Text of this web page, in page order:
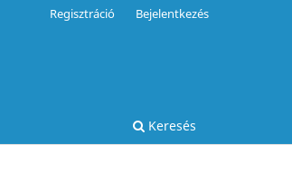
Keresés
Regisztráció Bejelentkezés